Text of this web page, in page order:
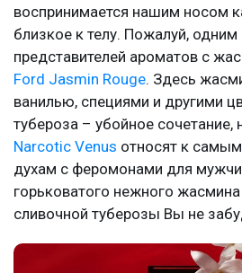
воспринимается нашим носом
близкое к телу. Пожалуй,
представителей ароматов с
Ford Jasmin Rouge. Здесь
ванилью, специями и другими
тубероза – убойное сочетание,
Narcotic Venus относят к
духам с феромонами для
горьковатого нежного
сливочной туберозы Вы не